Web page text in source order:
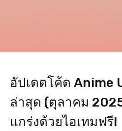
อัปเดตโค้ด Anime
ล่าสุด (ตุลาคม
แกร่งด้วยไอเทมฟรี!